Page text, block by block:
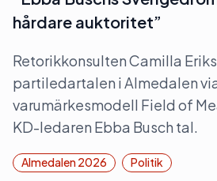
hårdare auktoritet”
Retorikkonsulten Camilla
partiledartalen i Almedalen
varumärkesmodell Field of
KD-ledaren Ebba Busch tal.
Almedalen 2026 Politik